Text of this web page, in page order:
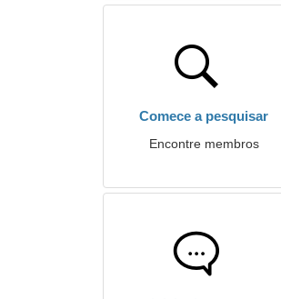
Comece a pesquisar
Encontre membros